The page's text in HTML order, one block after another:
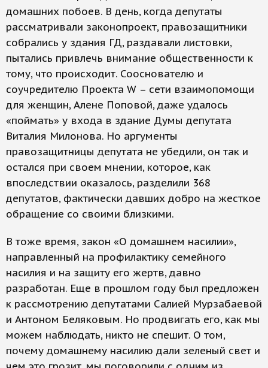
домашних побоев. В день, когда депутаты
рассматривали законопроект, правозащитники
собрались у здания ГД, раздавали листовки,
пытались привлечь внимание общественности к
тому, что происходит. Сооснователю и
соучредителю Проекта W – сети взаимопомощи
для женщин, Алене Поповой, даже удалось
«поймать» у входа в здание Думы депутата
Виталия Милонова. Но аргументы
правозащитницы депутата не убедили, он так и
остался при своем мнении, которое, как
впоследствии оказалось, разделили 368
депутатов, фактически давших добро на жесткое
обращение со своими близкими.
В тоже время, закон «О домашнем насилии»,
направленный на профилактику семейного
насилия и на защиту его жертв, давно
разработан. Еще в прошлом году был предложен
к рассмотрению депутатами Салией Мурзабаевой
и Антоном Беляковым. Но продвигать его, как мы
можем наблюдать, никто не спешит. О том,
почему домашнему насилию дали зеленый свет и